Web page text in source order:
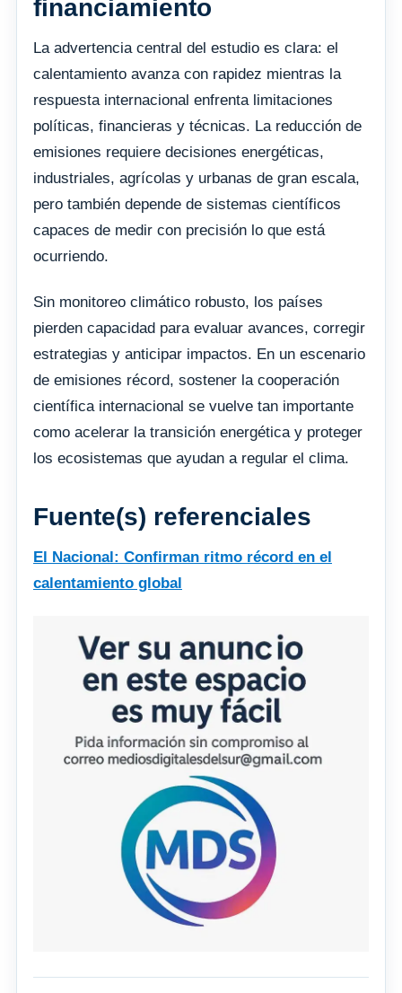
financiamiento
La advertencia central del estudio es clara: el
calentamiento avanza con rapidez mientras la
respuesta internacional enfrenta limitaciones
políticas, financieras y técnicas. La reducción de
emisiones requiere decisiones energéticas,
industriales, agrícolas y urbanas de gran escala,
pero también depende de sistemas científicos
capaces de medir con precisión lo que está
ocurriendo.
Sin monitoreo climático robusto, los países
pierden capacidad para evaluar avances, corregir
estrategias y anticipar impactos. En un escenario
de emisiones récord, sostener la cooperación
científica internacional se vuelve tan importante
como acelerar la transición energética y proteger
los ecosistemas que ayudan a regular el clima.
Fuente(s) referenciales
El Nacional: Confirman ritmo récord en el
calentamiento global